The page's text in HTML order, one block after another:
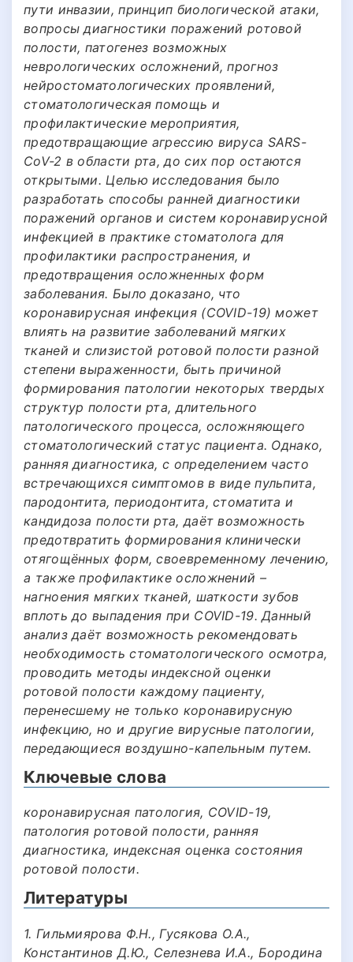
пути инвазии, принцип биологической атаки,
вопросы диагностики поражений ротовой
полости, патогенез возможных
неврологических осложнений, прогноз
нейростоматологических проявлений,
стоматологическая помощь и
профилактические мероприятия,
предотвращающие агрессию вируса SARS-
CoV-2 в области рта, до сих пор остаются
открытыми. Целью исследования было
разработать способы ранней диагностики
поражений органов и систем коронавирусной
инфекцией в практике стоматолога для
профилактики распространения, и
предотвращения осложненных форм
заболевания. Было доказано, что
коронавирусная инфекция (COVID-19) может
влиять на развитие заболеваний мягких
тканей и слизистой ротовой полости разной
степени выраженности, быть причиной
формирования патологии некоторых твердых
структур полости рта, длительного
патологического процесса, осложняющего
стоматологический статус пациента. Однако,
ранняя диагностика, с определением часто
встречающихся симптомов в виде пульпита,
пародонтита, периодонтита, стоматита и
кандидоза полости рта, даёт возможность
предотвратить формирования клинически
отягощённых форм, своевременному лечению,
а также профилактике осложнений –
нагноения мягких тканей, шаткости зубов
вплоть до выпадения при COVID-19. Данный
анализ даёт возможность рекомендовать
необходимость стоматологического осмотра,
проводить методы индексной оценки
ротовой полости каждому пациенту,
перенесшему не только коронавирусную
инфекцию, но и другие вирусные патологии,
передающиеся воздушно-капельным путем.
Ключевые слова
коронавирусная патология, COVID-19,
патология ротовой полости, ранняя
диагностика, индексная оценка состояния
ротовой полости.
Литературы
1. Гильмиярова Ф.Н., Гусякова О.А.,
Константинов Д.Ю., Селезнева И.А., Бородина